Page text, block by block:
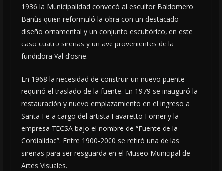
1936 la Municipalidad convocó al escultor Baldomero
Banùs quien reformuló la obra con un destacado
diseño ornamental y un conjunto escultórico, en este
caso cuatro sirenas y un ave provenientes de la
fundidora Val d’osne.
En 1968 la necesidad de construir un nuevo puente
requirió el traslado de la fuente. En 1979 se inauguró la
restauración y nuevo emplazamiento en el ingreso a
Santa Fe a cargo del artista Favaretto Forner y la
empresa TECSA bajo el nombre de “Fuente de la
Cordialidad”. Entre 1900-2000 se retiró una de las
sirenas para ser resguarda en el Museo Municipal de
Artes Visuales.